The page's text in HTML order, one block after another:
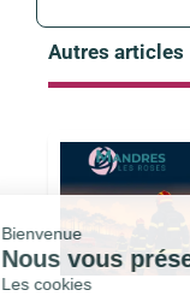
Bienvenue
Nous vous
Les cookies
Autres articles